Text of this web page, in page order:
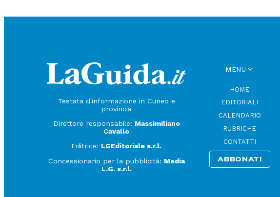
Testata d'informazione in Cuneo e
provincia
Direttore responsabile: Massimiliano
Cavallo
Editrice: LGEditoriale s.r.l.
Concessionario per la pubblicità: Media
L.G. s.r.l.
MENU
HOME
EDITORIALI
CALENDARIO
RUBRICHE
CONTATTI
ABBONATI